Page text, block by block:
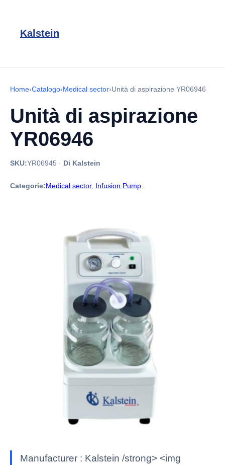
Kalstein
Home›Catalogo›Medical sector›Unità di aspirazione YR06946
Unità di aspirazione
YR06946
SKU:YR06945 · Di Kalstein
Categorie:Medical sector, Infusion Pump
Manufacturer : Kalstein /strong> <img